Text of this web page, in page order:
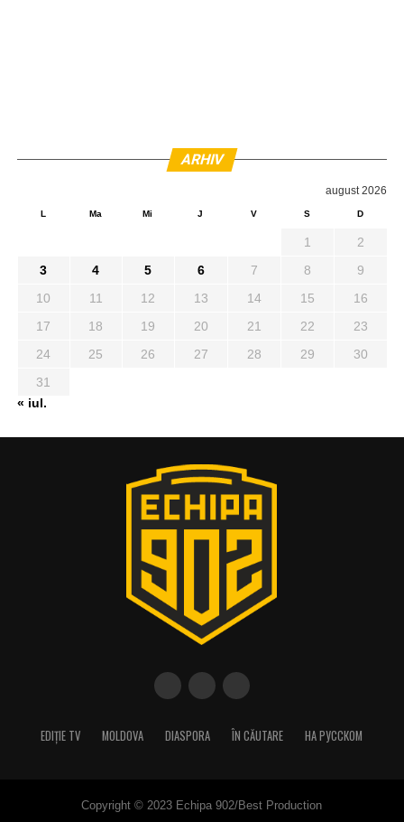
ARHIV
august 2026
L Ma Mi J V S D
1
2
3
4 5 6 7 8
9
10
11 12 13 14 15
16
17
18 19 20 21 22
23
24
25 26 27 28 29
30
31
« iul.
EDIȚIE TV MOLDOVA DIASPORA ÎN CĂUTARE НА РУССКОМ
Copyright © 2023 Echipa 902/Best Production